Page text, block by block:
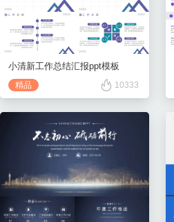
小清新工作总结汇报ppt模板
精品 10333